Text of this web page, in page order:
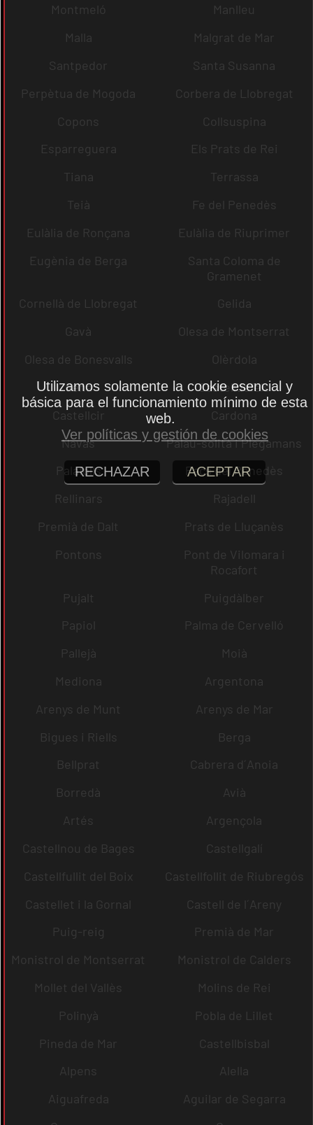
Montmeló
Manlleu
Malla
Malgrat de Mar
Santpedor
Santa Susanna
Perpètua de Mogoda
Corbera de Llobregat
Copons
Collsuspina
Esparreguera
Els Prats de Rei
Tiana
Terrassa
Teià
Fe del Penedès
Eulàlia de Ronçana
Eulàlia de Riuprimer
Eugènia de Berga
Santa Coloma de
Gramenet
Cornellà de Llobregat
Gelida
Gavà
Olesa de Montserrat
Olesa de Bonesvalls
Olèrdola
dena
Castelldefels
Castellcir
Cardona
Navas
Palau-solità i Plegamans
Palafolls
Pacs del Penedès
Rellinars
Rajadell
Premià de Dalt
Prats de Lluçanès
Pontons
Pont de Vilomara i
Rocafort
Pujalt
Puigdàlber
Papiol
Palma de Cervelló
Pallejà
Moià
Mediona
Argentona
Arenys de Munt
Arenys de Mar
Bigues i Riells
Berga
Bellprat
Cabrera d´Anoia
Borredà
Avià
Artés
Argençola
Castellnou de Bages
Castellgalí
Castellfullit del Boix
Castellfollit de Riubregós
Castellet i la Gornal
Castell de l´Areny
Puig-reig
Premià de Mar
Monistrol de Montserrat
Monistrol de Calders
Mollet del Vallès
Molins de Rei
Polinyà
Pobla de Lillet
Pineda de Mar
Castellbisbal
Alpens
Alella
Aiguafreda
Aguilar de Segarra
Utilizamos solamente la cookie esencial y
básica para el funcionamiento mínimo de esta
web.
Ver políticas y gestión de cookies
RECHAZAR ACEPTAR